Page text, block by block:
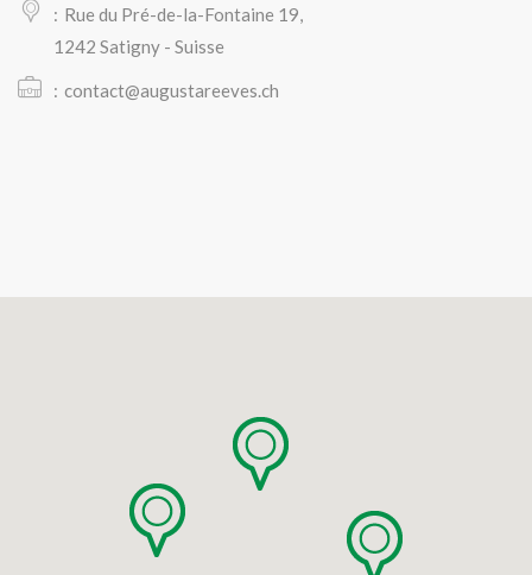
Rue du Pré-de-la-Fontaine 19,
1242 Satigny - Suisse
contact@augustareeves.ch